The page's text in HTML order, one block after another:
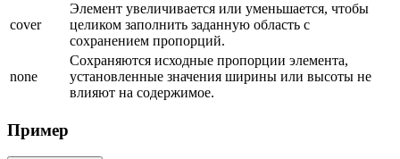
cover
Элемент увеличивается или уменьшается, чтобы
целиком заполнить заданную область с
сохранением пропорций.
none
Сохраняются исходные пропорции элемента,
установленные значения ширины или высоты не
влияют на содержимое.
Пример